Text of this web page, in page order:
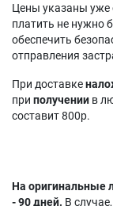
Цены указаны уже
платить не нужно
обеспечить
отправления
При доставке
при получении в
составит 800р.
На оригинальные
- 90 дней. В